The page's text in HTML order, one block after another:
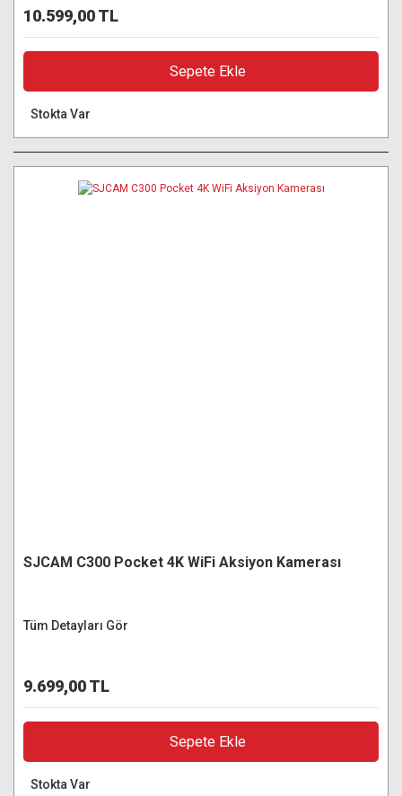
10.599,00 TL
Sepete Ekle
Stokta Var
SJCAM C300 Pocket 4K WiFi Aksiyon Kamerası
Tüm Detayları Gör
9.699,00 TL
Sepete Ekle
Stokta Var